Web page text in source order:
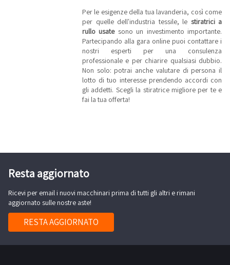
Per le esigenze della tua lavanderia, così come
per quelle dell'industria tessile, le stiratrici a
rullo usatesono un investimento importante.
Partecipando alla gara online puoi contattare i
nostri esperti per una consulenza
professionale e per chiarire qualsiasi dubbio.
Non solo: potrai anche valutare di persona il
lotto di tuo interesse prendendo accordi con
gli addetti. Scegli la stiratrice migliore per te e
fai la tua offerta!
Resta aggiornato
Ricevi per email i nuovi macchinari prima di tutti gli altri e rimani
aggiornato sulle nostre aste!
RESTA AGGIORNATO